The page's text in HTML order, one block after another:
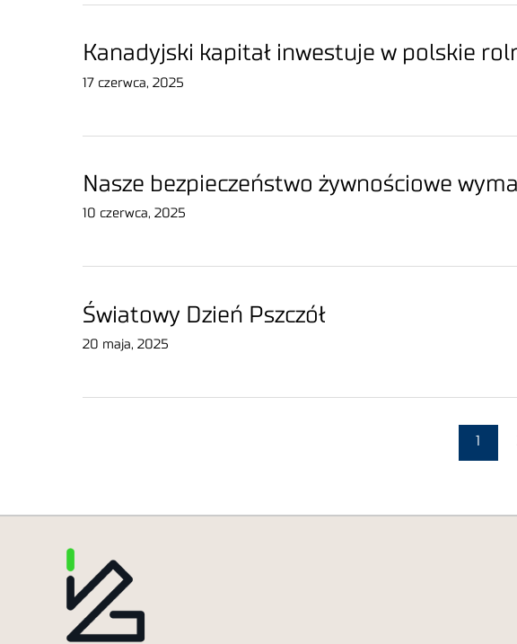
Kanadyjski kapitał inwestuje w polskie
17 czerwca, 2025
Nasze bezpieczeństwo żywnościowe
10 czerwca, 2025
Światowy Dzień Pszczół
20 maja, 2025
1